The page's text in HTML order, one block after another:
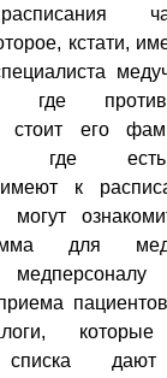
кстати,
где
стоит его
где
имеют к
могут
для
дают